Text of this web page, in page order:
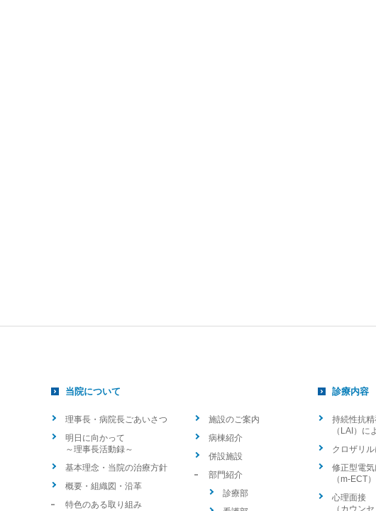
当院について
理事長・病院長ごあいさつ
明日に向かって
～理事長活動録～
基本理念・当院の治療方針
概要・組織図・沿革
特色のある取り組み
施設のご案内
病棟紹介
併設施設
部門紹介
診療部
診療内容
持続性抗精
（LAI）に
クロザリ
修正型電
（m-ECT
心理面接
（カウン